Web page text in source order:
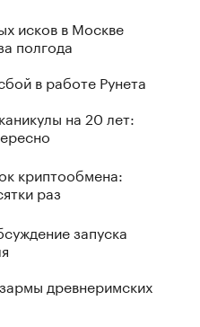
исков в Москве
полгода
в работе Рунета
на 20 лет:
криптообмена:
раз
запуска
древнеримских